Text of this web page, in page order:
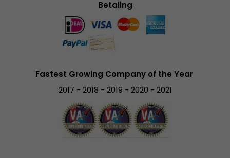
Betaling
Fastest Growing Company of the Year
2017 - 2018 - 2019 - 2020 - 2021